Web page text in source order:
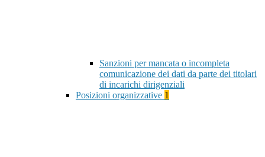
Sanzioni per mancata o incompleta
comunicazione dei dati da parte dei titolari
di incarichi dirigenziali
Posizioni organizzative 1